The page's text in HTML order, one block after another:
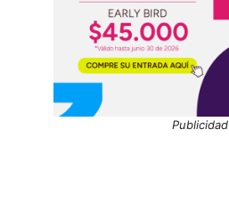
Publicidad